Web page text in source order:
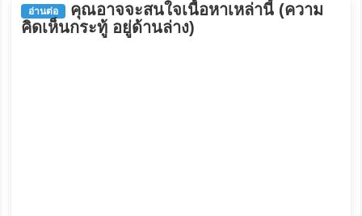
อ่านต่อ
คุณอาจจะสนใจเนื้อหาเหล่านี้ (ความ
คิดเห็นกระทู้ อยู่ด้านล่าง)